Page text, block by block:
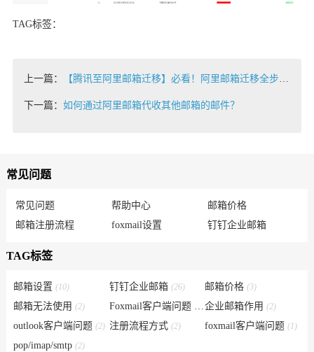
TAG标签：
上一篇： 【腾讯至阿里邮箱迁移】必看！阿里邮箱迁移全步骤攻略！！
下一篇： 如何通过阿里邮箱代收其他邮箱的邮件？
常见问题
常见问题 帮助中心
邮箱价格
邮箱注册流程
foxmail设置 钉钉企业邮箱
TAG标签
邮箱设置 (10) 钉钉企业邮箱 (26) 邮箱价格(3)
邮箱无法使用 (2) 企业邮箱作用(2)
outlook客户端问题 (2) 注册流程方式 (2) foxmail客户端问题(1)
pop/imap/smtp (2)